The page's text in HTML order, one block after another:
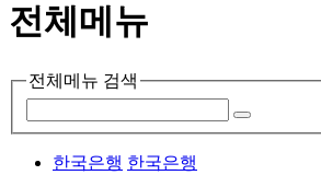
전체메뉴
전체메뉴 검색
한국은행 한국은행